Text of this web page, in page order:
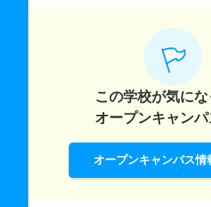
この学校が気にな
オープンキャンパ
オープンキャンパス情